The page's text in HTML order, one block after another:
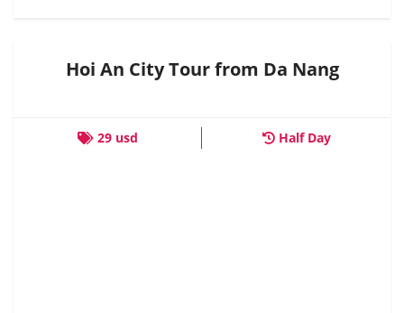
Hoi An City Tour from Da Nang
29 usd Half Day